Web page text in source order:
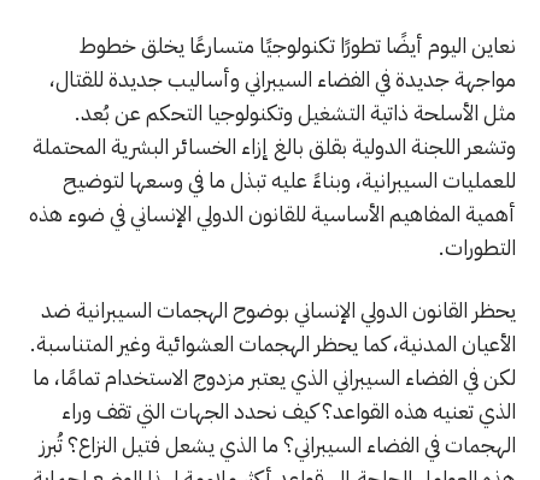
نعاين اليوم أيضًا تطورًا تكنولوجيًا متسارعًا يخلق خطوط
مواجهة جديدة في الفضاء السيبراني وأساليب جديدة للقتال،
مثل الأسلحة ذاتية التشغيل وتكنولوجيا التحكم عن بُعد.
وتشعر اللجنة الدولية بقلق بالغ إزاء الخسائر البشرية المحتملة
للعمليات السيبرانية، وبناءً عليه تبذل ما في وسعها لتوضيح
أهمية المفاهيم الأساسية للقانون الدولي الإنساني في ضوء هذه
التطورات.
يحظر القانون الدولي الإنساني بوضوح الهجمات السيبرانية ضد
الأعيان المدنية، كما يحظر الهجمات العشوائية وغير المتناسبة.
لكن في الفضاء السيبراني الذي يعتبر مزدوج الاستخدام تمامًا، ما
الذي تعنيه هذه القواعد؟ كيف نحدد الجهات التي تقف وراء
الهجمات في الفضاء السيبراني؟ ما الذي يشعل فتيل النزاع؟ تُبرز